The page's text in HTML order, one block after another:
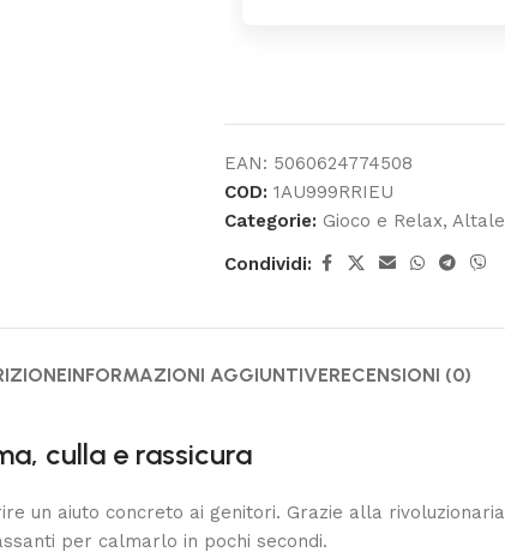
EAN: 5060624774508
COD: 1AU999RRIEU
Categorie: Gioco e Relax,
Condividi:
INFORMAZIONI AGGIUNTIVERECENSIONI (0)
culla e rassicura
un aiuto concreto ai genitori. Grazie alla rivoluzionaria
per calmarlo in pochi secondi.